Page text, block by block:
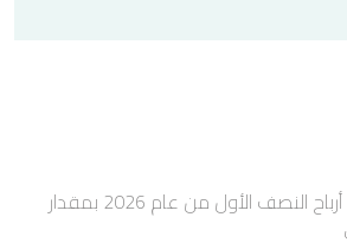
ملاحة تعلن عن صافي أرباح النصف الأول من عام 2026 بمقدار